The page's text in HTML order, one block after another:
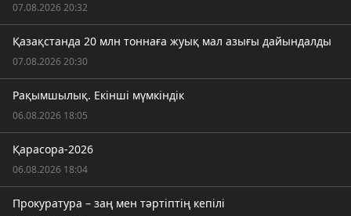
07.08.2026 20:32
Қазақстанда 20 млн тоннаға жуық мал азығы дайындалды
07.08.2026 20:30
Рақымшылық. Екінші мүмкіндік
06.08.2026 18:05
Қарасора-2026
06.08.2026 18:04
Прокуратура – заң мен тәртіптің кепілі